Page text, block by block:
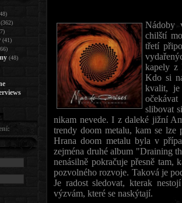
Nádoby
chilští
třetí
kapely z
Kdo si
kvalit,
slibovat
nikam nevede. I z daleké jižní
trendy doom metalu, kam se
Hrana doom metalu byla v
zejména druhé album "Draining
nenásilně pokračuje přesně tam,
pozvolného rozvoje. Taková je
Je radost sledovat, kterak
výzvám, které se naskýtají.
(362)
(41)
(48)